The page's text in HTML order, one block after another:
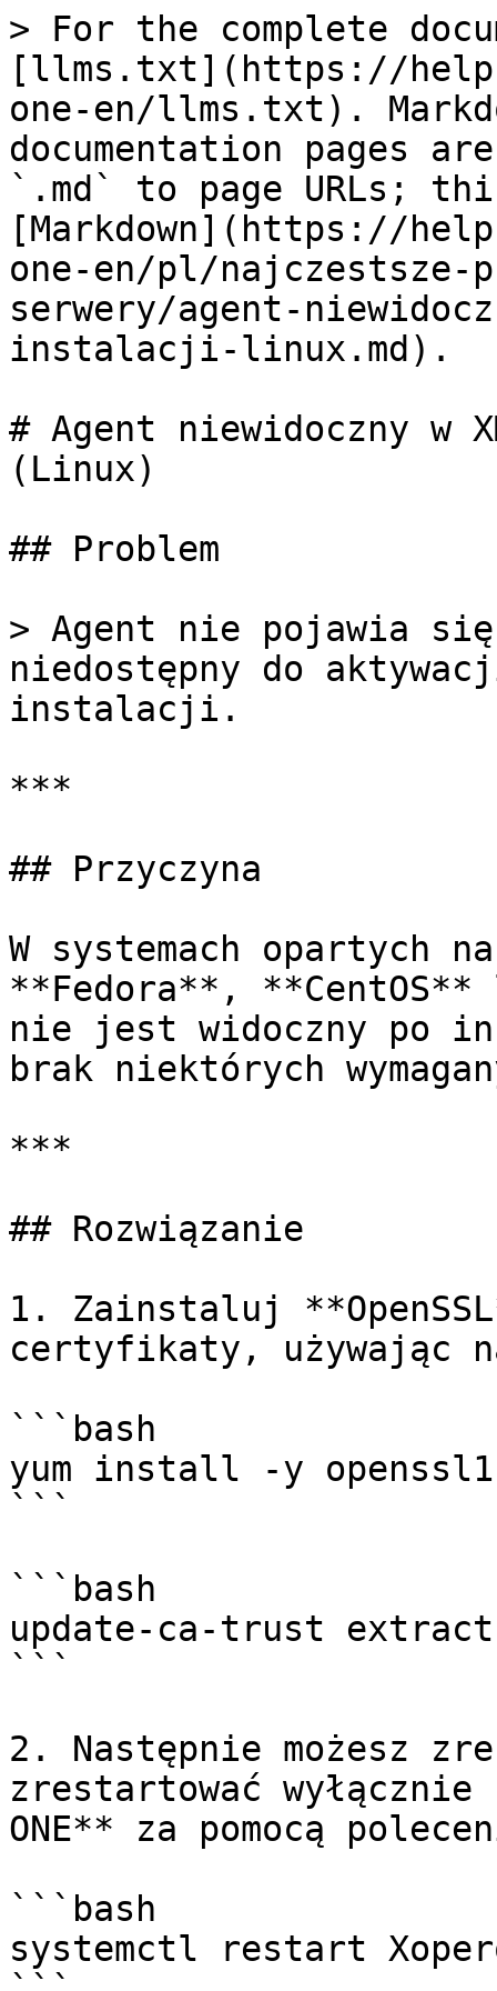
> For the complete
[llms.txt](https://
one-en/llms.txt).
documentation pages
`.md` to page URLs;
[Markdown](https://
one-en/pl/najczestsze-
serwery/agent-
instalacji-linux.md).
# Agent niewidoczny w
(Linux)
## Problem
> Agent nie pojawia
niedostępny do
instalacji.
***
## Przyczyna
W systemach opartych
**Fedora**,
nie jest widoczny po
brak niektórych
***
## Rozwiązanie
1. Zainstaluj
certyfikaty, używając
```bash
yum install -y
```
```bash
update-ca-trust extract
```
2. Następnie możesz
zrestartować wyłącznie
ONE** za pomocą
```bash
systemctl restart